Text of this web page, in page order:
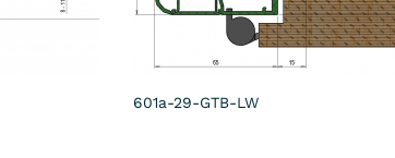
601a-29-GTB-LW